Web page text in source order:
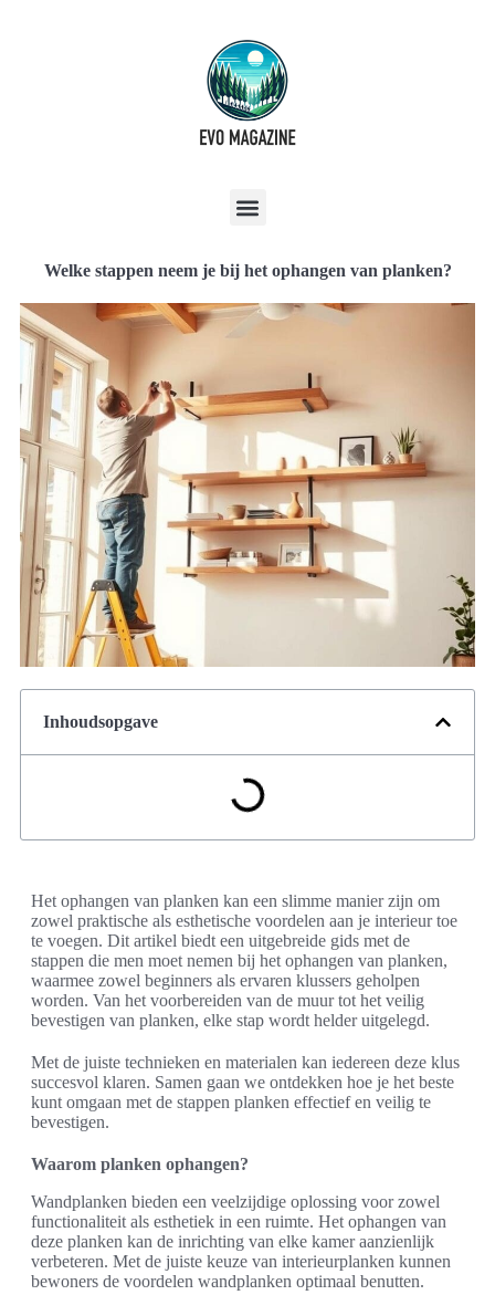
Welke stappen neem je bij het ophangen van planken?
Inhoudsopgave
Het ophangen van planken kan een slimme manier zijn om
zowel praktische als esthetische voordelen aan je interieur toe
te voegen. Dit artikel biedt een uitgebreide gids met de
stappen die men moet nemen bij het ophangen van planken,
waarmee zowel beginners als ervaren klussers geholpen
worden. Van het voorbereiden van de muur tot het veilig
bevestigen van planken, elke stap wordt helder uitgelegd.
Met de juiste technieken en materialen kan iedereen deze klus
succesvol klaren. Samen gaan we ontdekken hoe je het beste
kunt omgaan met de stappen planken effectief en veilig te
bevestigen.
Waarom planken ophangen?
Wandplanken bieden een veelzijdige oplossing voor zowel
functionaliteit als esthetiek in een ruimte. Het ophangen van
deze planken kan de inrichting van elke kamer aanzienlijk
verbeteren. Met de juiste keuze van interieurplanken kunnen
bewoners de voordelen wandplanken optimaal benutten.